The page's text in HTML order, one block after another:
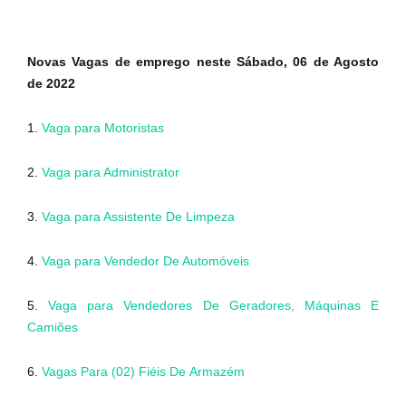
Novas Vagas de emprego neste Sábado, 06 de Agosto
de 2022
1. Vaga para Motoristas
2. Vaga para Administrator
3. Vaga para Assistente De Limpeza
4. Vaga para Vendedor De Automóveis
5.Vaga para Vendedores De Geradores, Máquinas E
Camiões
6. Vagas Para (02) Fiéis De Armazém